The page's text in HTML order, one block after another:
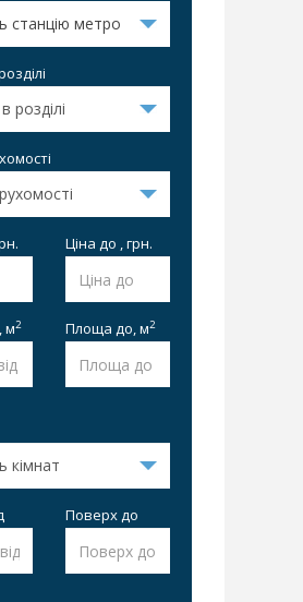
станцію метро
Ціна до , грн.
м2 Площа до,м2
Поверх до